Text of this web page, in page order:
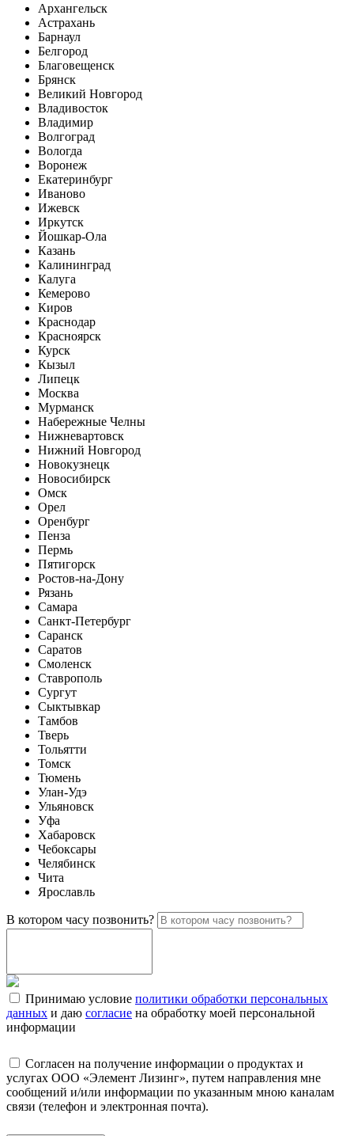
Архангельск
Астрахань
Барнаул
Белгород
Благовещенск
Брянск
Великий Новгород
Владивосток
Владимир
Волгоград
Вологда
Воронеж
Екатеринбург
Иваново
Ижевск
Иркутск
Йошкар-Ола
Казань
Калининград
Калуга
Кемерово
Киров
Краснодар
Красноярск
Курск
Кызыл
Липецк
Москва
Мурманск
Набережные Челны
Нижневартовск
Нижний Новгород
Новокузнецк
Новосибирск
Омск
Орел
Оренбург
Пенза
Пермь
Пятигорск
Ростов-на-Дону
Рязань
Самара
Санкт-Петербург
Саранск
Саратов
Смоленск
Ставрополь
Сургут
Сыктывкар
Тамбов
Тверь
Тольятти
Томск
Тюмень
Улан-Удэ
Ульяновск
Уфа
Хабаровск
Чебоксары
Челябинск
Чита
Ярославль
В котором часу позвонить?
Принимаю условие политики обработки персональных
данных и даю согласие на обработку моей персональной
информации
Согласен на получение информации о продуктах и
услугах ООО «Элемент Лизинг», путем направления мне
сообщений и/или информации по указанным мною каналам
связи (телефон и электронная почта).